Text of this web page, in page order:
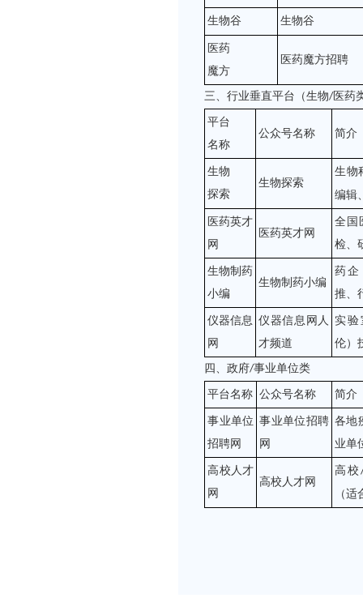
生物谷 生物谷
医药
魔方
医药魔方招聘
三、行业垂直平台（生物/医药
平台
名称
公众号名称 简介
生物
探索
生物探索
生物
编辑
医药英才
网
医药英才网
全国
检、
生物制药
小编
生物制药小编
药企
推、
仪器信息
网
仪器信息网人
才频道
实
伦）
四、政府/事业单位类
平台名称 公众号名称 简介
事业单位
招聘网
事业单位招聘
网
各地
业单
高校人才
网
高校人才网
高校
（